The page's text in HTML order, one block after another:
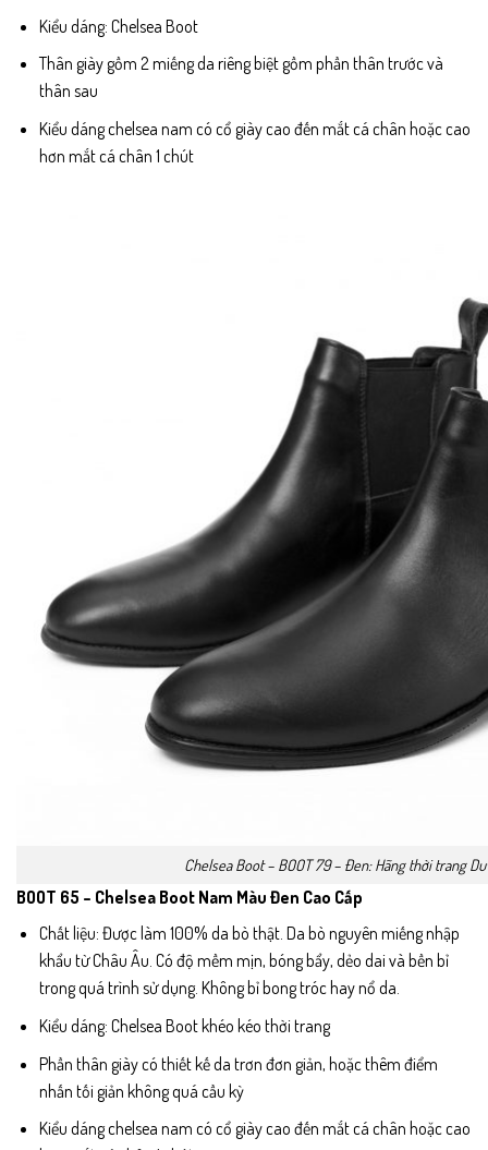
Kiểu dáng: Chelsea Boot
Thân giày gồm 2 miếng da riêng biệt gồm phần thân trước và
thân sau
Kiểu dáng chelsea nam có cổ giày cao đến mắt cá chân hoặc cao
hơn mắt cá chân 1 chút
Chelsea Boot – BOOT 79 – Đen: Hãng thời trang
BOOT 65 – Chelsea Boot Nam Màu Đen Cao Cấp
Chất liệu: Được làm 100% da bò thật. Da bò nguyên miếng nhập
khẩu từ Châu Âu. Có độ mềm mịn, bóng bẩy, dẻo dai và bền bỉ
trong quá trình sử dụng. Không bỉ bong tróc hay nổ da.
Kiểu dáng: Chelsea Boot khéo kéo thời trang
Phần thân giày có thiết kế da trơn đơn giản, hoặc thêm điểm
nhấn tối giản không quá cầu kỳ
Kiểu dáng chelsea nam có cổ giày cao đến mắt cá chân hoặc cao